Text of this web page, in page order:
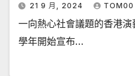
21 9 月, 2024 TOM00
一向熱心社會議題的香港
學年開始宣布…